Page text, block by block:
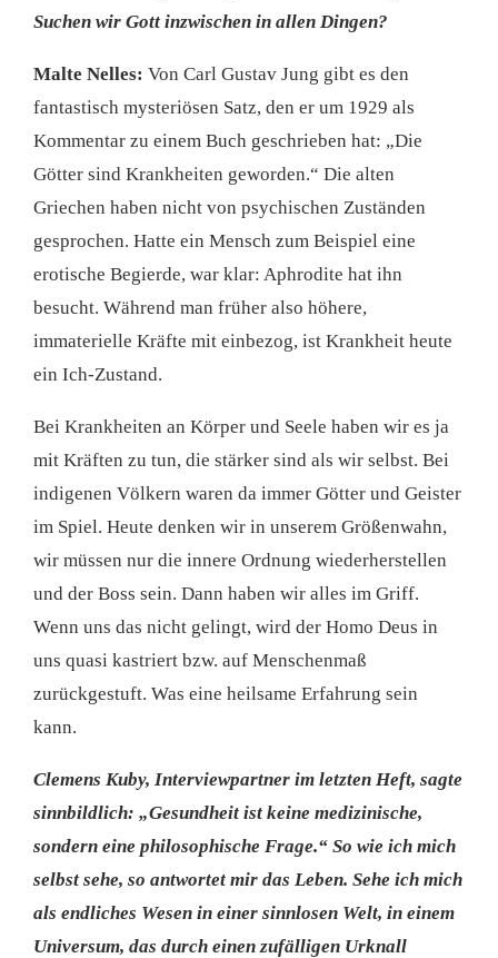
Suchen wir Gott inzwischen in allen Dingen?
Malte Nelles: Von Carl Gustav Jung gibt es den
fantastisch mysteriösen Satz, den er um 1929 als
Kommentar zu einem Buch geschrieben hat: „Die
Götter sind Krankheiten geworden.“ Die alten
Griechen haben nicht von psychischen Zuständen
gesprochen. Hatte ein Mensch zum Beispiel eine
erotische Begierde, war klar: Aphrodite hat ihn
besucht. Während man früher also höhere,
immaterielle Kräfte mit einbezog, ist Krankheit heute
ein Ich-Zustand.
Bei Krankheiten an Körper und Seele haben wir es ja
mit Kräften zu tun, die stärker sind als wir selbst. Bei
indigenen Völkern waren da immer Götter und Geister
im Spiel. Heute denken wir in unserem Größenwahn,
wir müssen nur die innere Ordnung wiederherstellen
und der Boss sein. Dann haben wir alles im Griff.
Wenn uns das nicht gelingt, wird der Homo Deus in
uns quasi kastriert bzw. auf Menschenmaß
zurückgestuft. Was eine heilsame Erfahrung sein
kann.
Clemens Kuby, Interviewpartner im letzten Heft, sagte
sinnbildlich: „Gesundheit ist keine medizinische,
sondern eine philosophische Frage.“ So wie ich mich
selbst sehe, so antwortet mir das Leben. Sehe ich mich
als endliches Wesen in einer sinnlosen Welt, in einem
Universum, das durch einen zufälligen Urknall